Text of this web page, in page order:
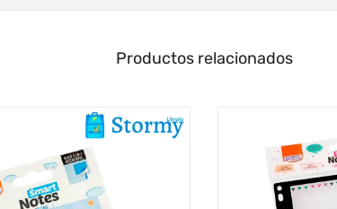
Productos relacionados